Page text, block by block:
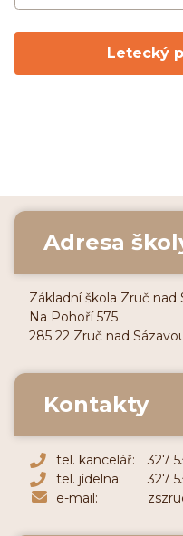
Letecký
Adresa
Základní škola Zruč nad
Na Pohoří 575
285 22 Zruč nad
Kontakty
tel. kancelář:
327
tel. jídelna:
327
e-mail: